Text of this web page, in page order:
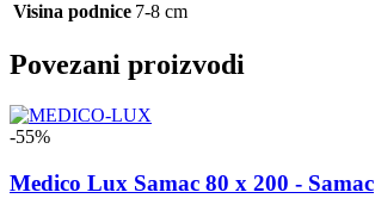
Visina podnice 7-8 cm
Povezani proizvodi
-55%
Medico Lux Samac 80 x 200 - Samac